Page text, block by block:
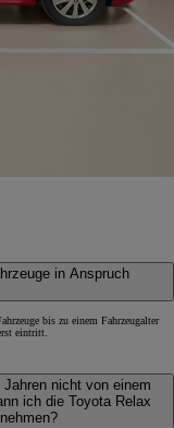
in Anspruch
bis zu einem Fahrzeugalter
eintritt.
nicht von einem
ich die Toyota Relax